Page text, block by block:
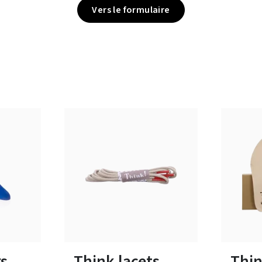
Vers le formulaire